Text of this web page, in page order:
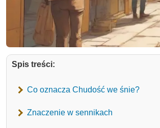
Spis treści:
Co oznacza Chudość we śnie?
Znaczenie w sennikach